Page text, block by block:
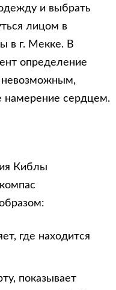
и выбрать
лицом в
в г. Мекке. В
определение
невозможным,
намерение сердцем.
Киблы
где находится
показывает